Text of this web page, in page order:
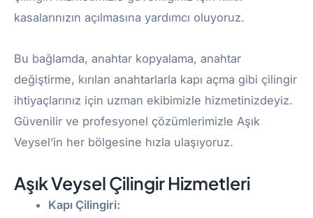
kasalarınızın açılmasına yardımcı oluyoruz.
Bu bağlamda, anahtar kopyalama, anahtar
değiştirme, kırılan anahtarlarla kapı açma gibi çilingir
ihtiyaçlarınız için uzman ekibimizle hizmetinizdeyiz.
Güvenilir ve profesyonel çözümlerimizle Aşık
Veysel’in her bölgesine hızla ulaşıyoruz.
Aşık Veysel Çilingir Hizmetleri
Kapı Çilingiri: